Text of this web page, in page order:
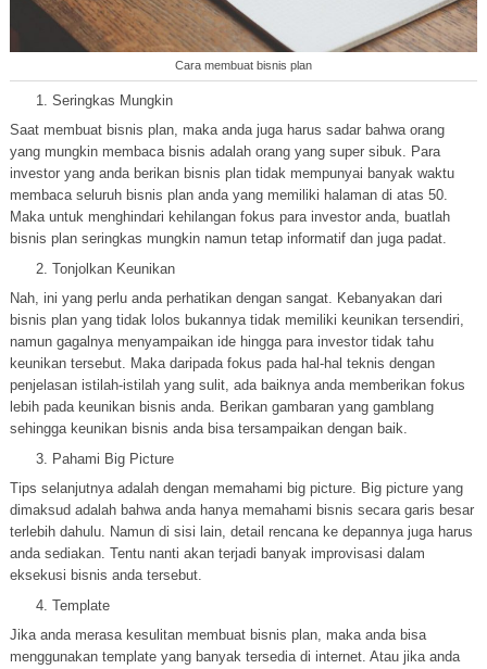
Cara membuat bisnis plan
Seringkas Mungkin
Saat membuat bisnis plan, maka anda juga harus sadar bahwa orang
yang mungkin membaca bisnis adalah orang yang super sibuk. Para
investor yang anda berikan bisnis plan tidak mempunyai banyak waktu
membaca seluruh bisnis plan anda yang memiliki halaman di atas 50.
Maka untuk menghindari kehilangan fokus para investor anda, buatlah
bisnis plan seringkas mungkin namun tetap informatif dan juga padat.
Tonjolkan Keunikan
Nah, ini yang perlu anda perhatikan dengan sangat. Kebanyakan dari
bisnis plan yang tidak lolos bukannya tidak memiliki keunikan tersendiri,
namun gagalnya menyampaikan ide hingga para investor tidak tahu
keunikan tersebut. Maka daripada fokus pada hal-hal teknis dengan
penjelasan istilah-istilah yang sulit, ada baiknya anda memberikan fokus
lebih pada keunikan bisnis anda. Berikan gambaran yang gamblang
sehingga keunikan bisnis anda bisa tersampaikan dengan baik.
Pahami Big Picture
Tips selanjutnya adalah dengan memahami big picture. Big picture yang
dimaksud adalah bahwa anda hanya memahami bisnis secara garis besar
terlebih dahulu. Namun di sisi lain, detail rencana ke depannya juga harus
anda sediakan. Tentu nanti akan terjadi banyak improvisasi dalam
eksekusi bisnis anda tersebut.
Template
Jika anda merasa kesulitan membuat bisnis plan, maka anda bisa
menggunakan template yang banyak tersedia di internet. Atau jika anda